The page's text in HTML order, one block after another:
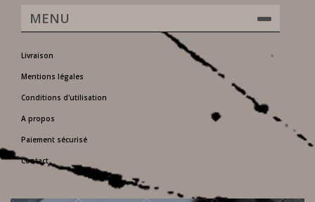
MENU
Livraison
Mentions légales
Conditions d'utilisation
A propos
Paiement sécurisé
Contact